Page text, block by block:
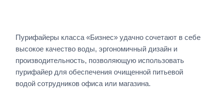
Пурифайеры класса «Бизнес» удачно сочетают в себе
высокое качество воды, эргономичный дизайн и
производительность, позволяющую использовать
пурифайер для обеспечения очищенной питьевой
водой сотрудников офиса или магазина.